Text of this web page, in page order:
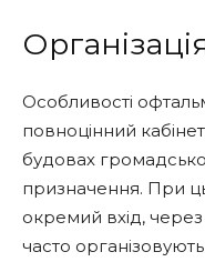
Особливості
повноцінний
будовах
призначення. При
окремий вхід,
часто